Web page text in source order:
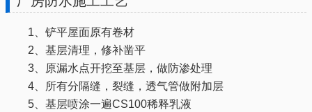
1、铲平屋面原有卷材
2、基层清理，修补凿平
3、原漏水点开挖至基层，做防渗处理
4、所有分隔缝，裂缝，透气管做附加层
5、基层喷涂一遍CS100稀释乳液